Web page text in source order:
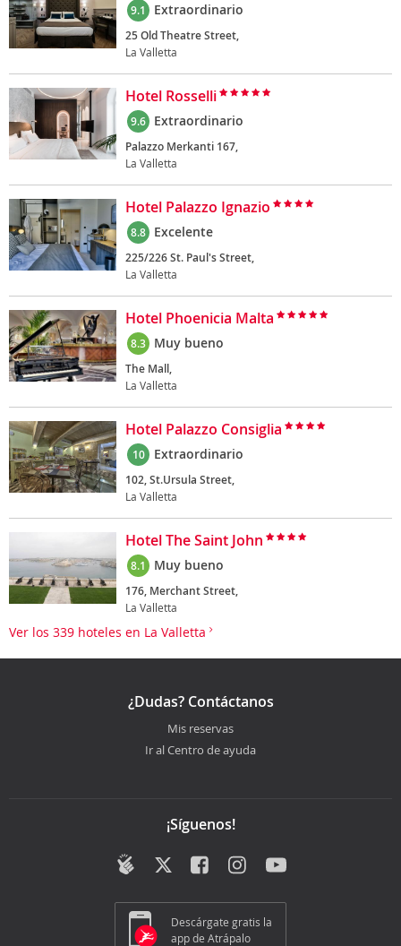
9.1 Extraordinario
25 Old Theatre Street,
La Valletta
Hotel Rosselli
9.6 Extraordinario
Palazzo Merkanti 167,
La Valletta
Hotel Palazzo Ignazio
8.8 Excelente
225/226 St. Paul's Street,
La Valletta
Hotel Phoenicia Malta
8.3 Muy bueno
The Mall,
La Valletta
Hotel Palazzo Consiglia
10 Extraordinario
102, St.Ursula Street,
La Valletta
Hotel The Saint John
8.1 Muy bueno
176, Merchant Street,
La Valletta
Ver los 339 hoteles en La Valletta
¿Dudas? Contáctanos
Mis reservas
Ir al Centro de ayuda
¡Síguenos!
Descárgate gratis la
app de Atrápalo